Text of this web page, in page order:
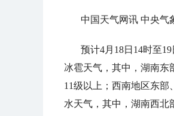
中国天气网讯 中央气
预计4月18日14时至
冰雹天气，其中，湖南东
11级以上；西南地区东
水天气，其中，湖南西北